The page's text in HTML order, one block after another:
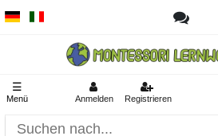
☰
Menü Anmelden Registrieren